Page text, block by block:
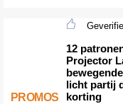
PROMOS
12
Projector
licht partij
korting